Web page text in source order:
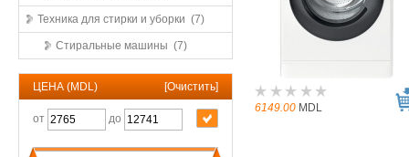
Техника для стирки и уборки (7)
Стиральные машины (7)
ЦЕНА (MDL) [Очистить]
от до
6149.00 MDL